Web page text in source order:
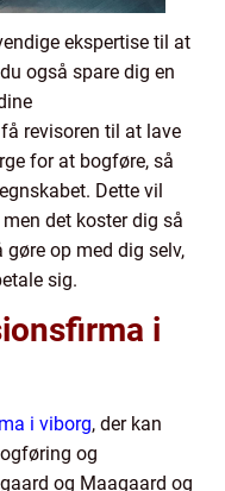
ekspertise til at
også spare dig en
revisoren til at lave
for at bogføre, så
Dette vil
det koster dig så
op med dig selv,
sig.
i
i viborg, der kan
og
og Maagaard og